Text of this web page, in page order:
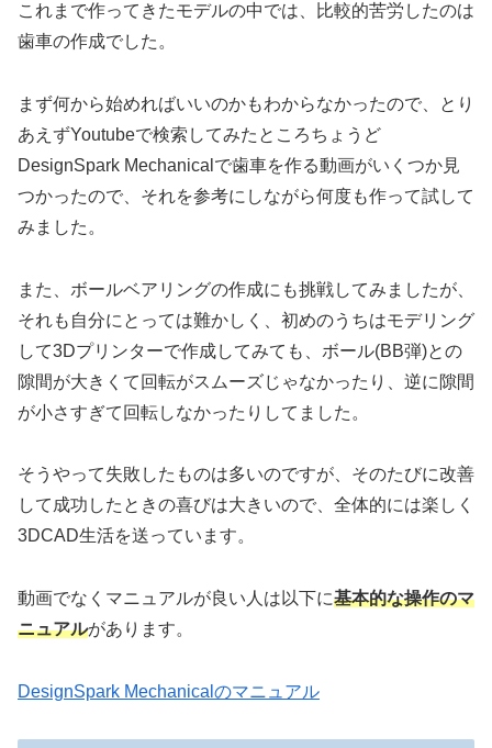
これまで作ってきたモデルの中では、比較的苦労したのは
歯車の作成でした。
まず何から始めればいいのかもわからなかったので、とり
あえずYoutubeで検索してみたところちょうど
DesignSpark Mechanicalで歯車を作る動画がいくつか見
つかったので、それを参考にしながら何度も作って試して
みました。
また、ボールベアリングの作成にも挑戦してみましたが、
それも自分にとっては難かしく、初めのうちはモデリング
して3Dプリンターで作成してみても、ボール(BB弾)との
隙間が大きくて回転がスムーズじゃなかったり、逆に隙間
が小さすぎて回転しなかったりしてました。
そうやって失敗したものは多いのですが、そのたびに改善
して成功したときの喜びは大きいので、全体的には楽しく
3DCAD生活を送っています。
動画でなくマニュアルが良い人は以下に基本的な操作のマ
ニュアルがあります。
DesignSpark Mechanicalのマニュアル